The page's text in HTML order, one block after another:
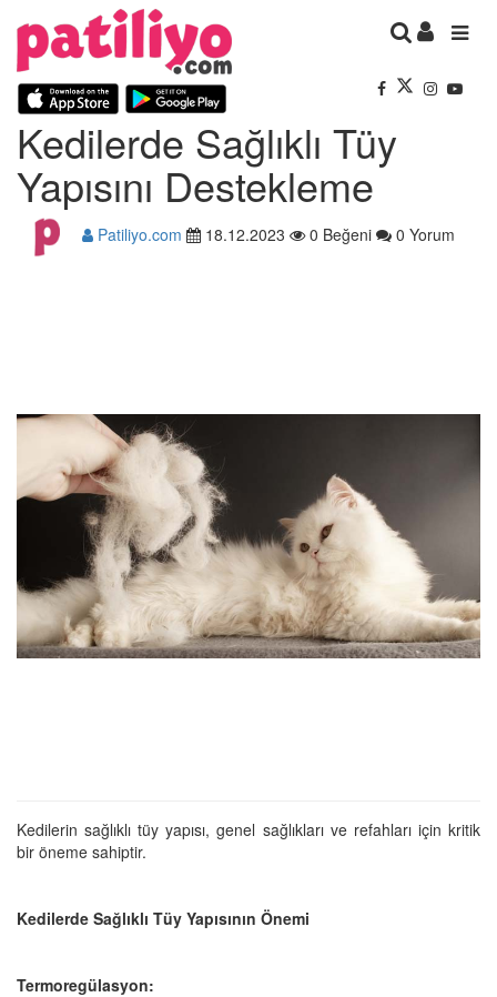
Kedilerde Sağlıklı Tüy
Yapısını Destekleme
Patiliyo.com 18.12.2023 0 Beğeni 0 Yorum
Kedilerin sağlıklı tüy yapısı, genel sağlıkları ve refahları için kritik
bir öneme sahiptir.
Kedilerde Sağlıklı Tüy Yapısının Önemi
Termoregülasyon: